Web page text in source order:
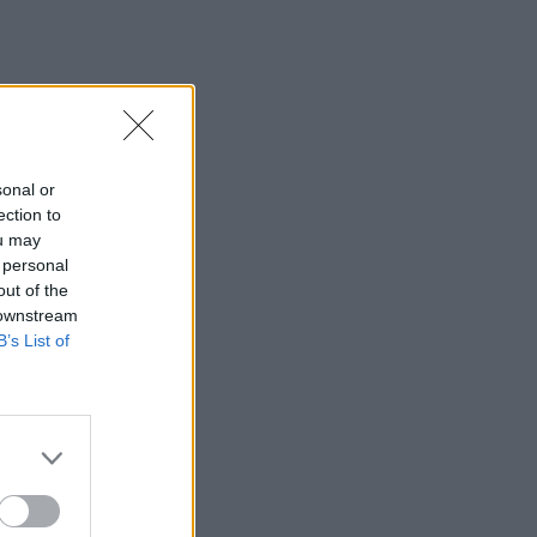
or
to
may
of the
List of
Ιταλία: Στη Νάπολη καταγράφηκε
θερμοκρασία-ρεκόρ 48 βαθμών